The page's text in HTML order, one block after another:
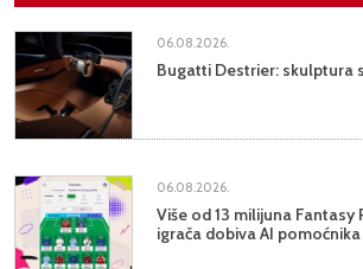
06.08.2026.
Bugatti Destrier: skulptura
06.08.2026.
Više od 13 milijuna Fantasy
igrača dobiva AI pomoćnika